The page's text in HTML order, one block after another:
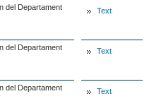
del Departament
Text
del Departament
Text
del Departament
Text